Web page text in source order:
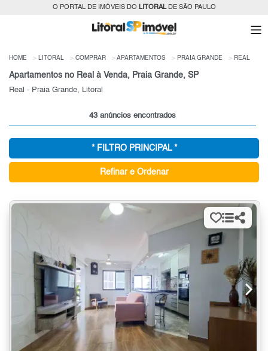
O PORTAL DE IMÓVEIS DO LITORALDE SÃO PAULO
HOME LITORAL COMPRAR APARTAMENTOS PRAIA GRANDE REAL
Apartamentos no Real à Venda, Praia Grande, SP
Real - Praia Grande, Litoral
43 anúncios encontrados
* FILTRO PRINCIPAL *
Refinar e Ordenar